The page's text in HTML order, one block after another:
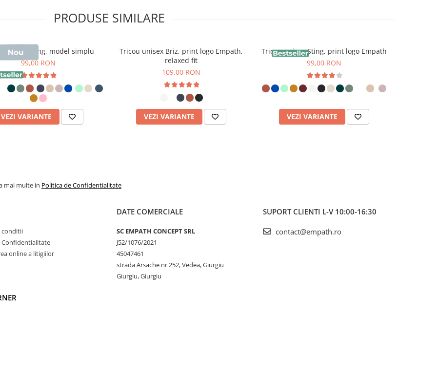
, acest tricou oferă o
, folosind
cerneală certificată
, fără substanțe toxice.
spălări.
Diferențele Care
mai multe puncte de
de cultivare fără
intacte, rezultând un
ideal chiar și pentru
cu mai puține
mai rezistentă.
mai lungă,
spălări.
mai bună circulație a
cu bumbacul
corpului, prevenind
PRODUSE SIMILARE
unisex Sting, model simplu
99,00 RON
VEZI VARIANTE
Tricou unisex Briz, print logo Empath,
relaxed fit
109,00 RON
VEZI VARIANTE
Tricou unisex Sting, print logo Empath
99,00 RON
VEZI VARIANTE
mai multe in Politica de Confidentialitate
conditii
Confidentialitate
online a litigiilor
DATE COMERCIALE
SC EMPATH CONCEPT SRL
J52/1076/2021
45047461
strada Arsache nr 252, Vedea, Giurgiu
Giurgiu, Giurgiu
SUPORT CLIENTI L-V 10:00-16:30
contact@empath.ro